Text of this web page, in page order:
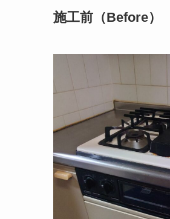
施工前（Before）